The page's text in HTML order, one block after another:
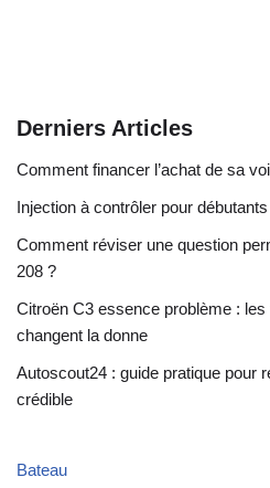
Derniers Articles
Comment financer l’achat de sa
Injection à contrôler pour
Comment réviser une question
208 ?
Citroën C3 essence problème :
changent la donne
Autoscout24 : guide pratique pour
crédible
Bateau